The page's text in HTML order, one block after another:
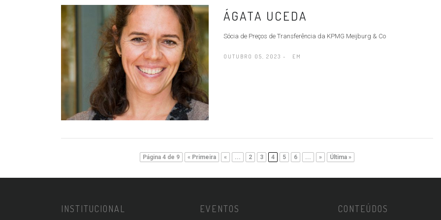
ÁGATA UCEDA
Sócia de Preços de Transferência da KPMG Meijburg & Co
OUTUBRO 05, 2023 - EM
Página 4 de 9 « Primeira « ... 2 3 4 5 6 ... » Última »
INSTITUCIONAL EVENTOS CONTEÚDOS